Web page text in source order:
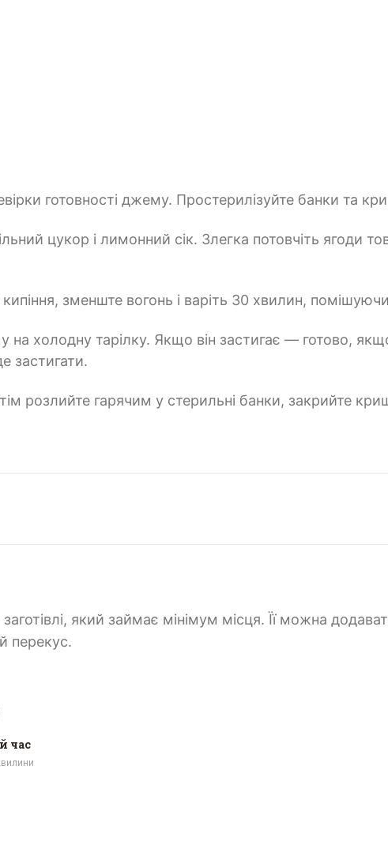
готовності джему. Простерилізуйте банки та
цукор і лимонний сік. Злегка потовчіть ягоди
зменште вогонь і варіть 30 хвилин,
на холодну тарілку. Якщо він застигає — готово,
застигати.
розлийте гарячим у стерильні банки, закрийте
який займає мінімум місця. Її можна
перекус.
час